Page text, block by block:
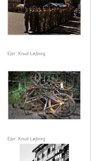
Ejer: Knud Løjborg
Ejer: Knud Løjborg